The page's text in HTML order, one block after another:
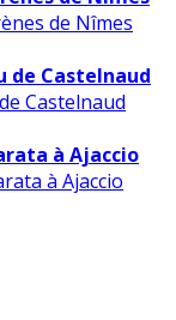
de Castelnaud
à Ajaccio